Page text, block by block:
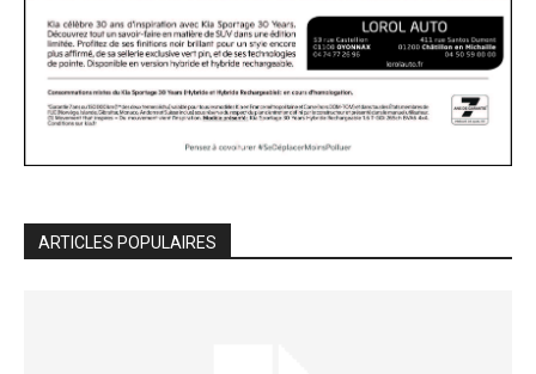
ARTICLES POPULAIRES